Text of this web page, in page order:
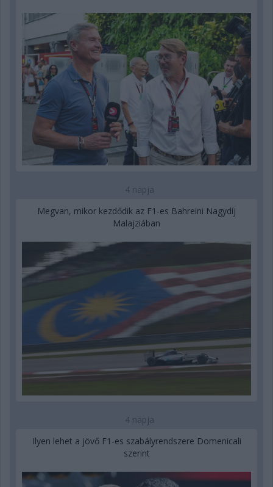
4 napja
Megvan, mikor kezdődik az F1-es Bahreini Nagydíj
Malajziában
4 napja
Ilyen lehet a jövő F1-es szabályrendszere Domenicali
szerint